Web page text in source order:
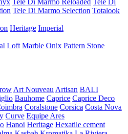
Tele Di Marmo Reloaded Tele Di
Tele Di Marmo Selection Totalook
Heritage Imperial
Loft Marble Onix Pattern Stone
Art Nouveau Artisan BALI
Bauhome Caprice Caprice Deco
Coralstone Corsica Costa Nova
Curve Equipe Ares
Hanoi Heritage Hexatile cement